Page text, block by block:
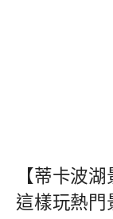
【蒂卡波
這樣玩熱門